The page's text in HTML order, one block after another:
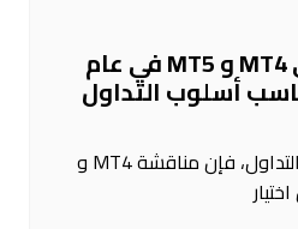
مقارنة بين منصتي MT4 و MT5 في عام
أسلوب التداول
عندما نتحدث عن منصات التداول، فإن مناقشة MT4 و